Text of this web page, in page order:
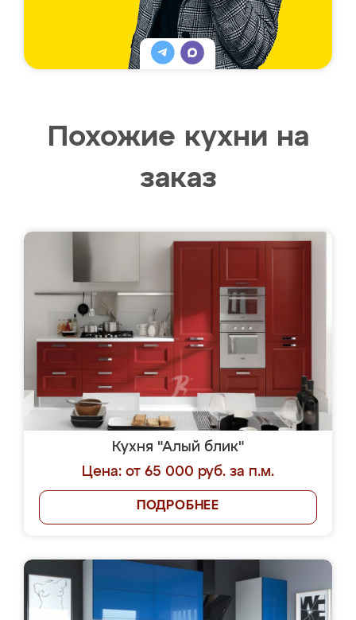
Похожие кухни на
заказ
Кухня "Алый блик"
Цена: от 65 000 руб. за п.м.
ПОДРОБНЕЕ